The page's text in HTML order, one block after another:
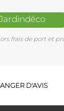
frais de port et
D'AVIS